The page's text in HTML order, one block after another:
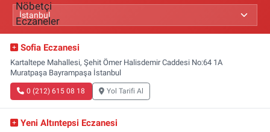
Sofia Eczanesi
Kartaltepe Mahallesi, Şehit Ömer Halisdemir Caddesi No:64 1A
Muratpaşa Bayrampaşa İstanbul
0 (212) 615 08 18 Yol Tarifi Al
Yeni Altıntepsi Eczanesi